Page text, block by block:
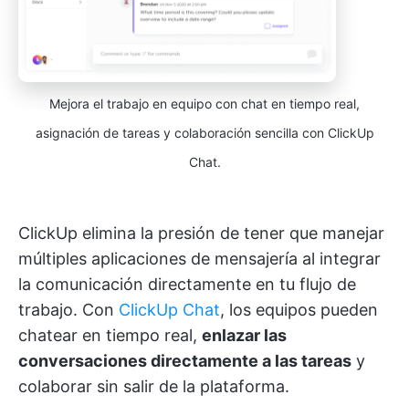
Mejora el trabajo en equipo con chat en tiempo real,
asignación de tareas y colaboración sencilla con ClickUp
Chat.
ClickUp elimina la presión de tener que manejar
múltiples aplicaciones de mensajería al integrar
la comunicación directamente en tu flujo de
trabajo. Con ClickUp Chat, los equipos pueden
chatear en tiempo real, enlazar las
conversaciones directamente a las tareas y
colaborar sin salir de la plataforma.